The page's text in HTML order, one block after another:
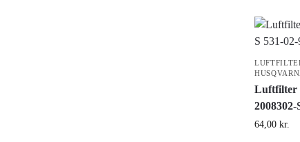
Luftfilter
2008302-
64,00 kr.